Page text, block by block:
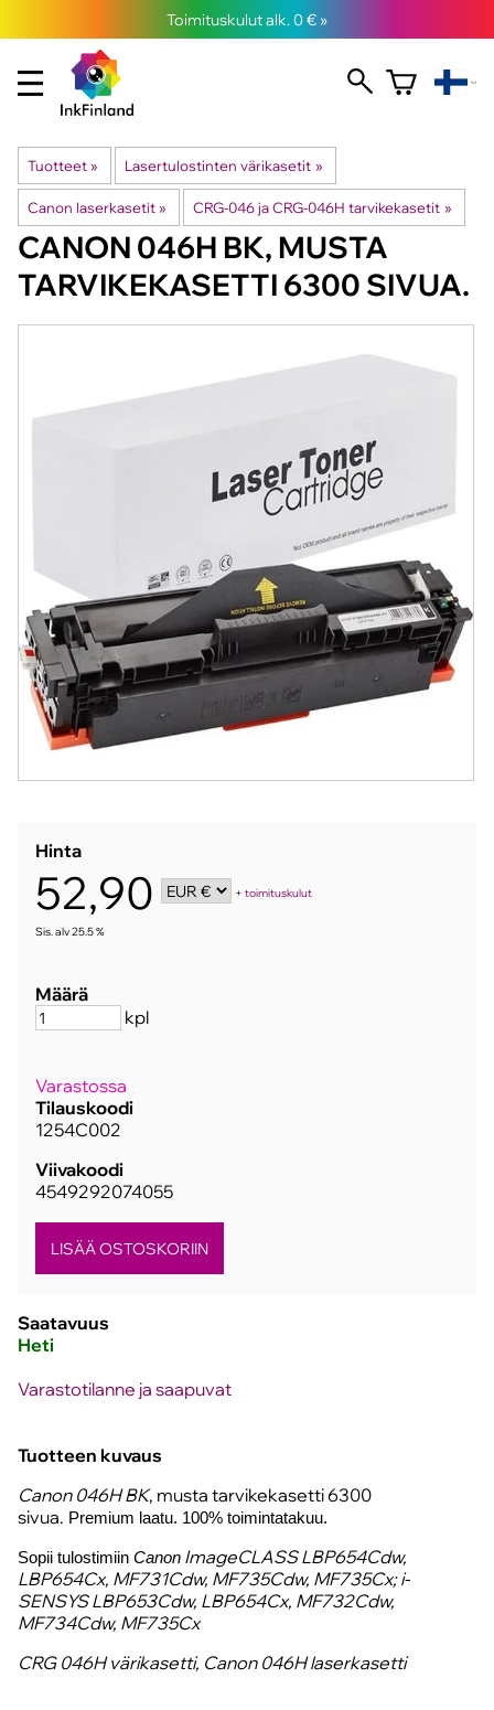
Toimituskulut alk. 0 € »
Tuotteet ‪» Lasertulostinten värikasetit ‪»
Canon laserkasetit ‪» CRG-046 ja CRG-046H tarvikekasetit ‪»
CANON 046H BK, MUSTA
TARVIKEKASETTI 6300 SIVUA.
Hinta
52,90 +toimituskulut
Sis. alv 25.5 %
Määrä
kpl
Varastossa
Tilauskoodi
1254C002
Viivakoodi
4549292074055
Saatavuus
Heti
Varastotilanne ja saapuvat
Tuotteen kuvaus
Canon 046H BK, musta tarvikekasetti 6300
sivua. Premium laatu. 100% toimintatakuu.
Sopii tulostimiin Canon ImageCLASS LBP654Cdw,
LBP654Cx, MF731Cdw, MF735Cdw, MF735Cx; i-
SENSYS LBP653Cdw, LBP654Cx, MF732Cdw,
MF734Cdw, MF735Cx
CRG 046H värikasetti, Canon 046H laserkasetti